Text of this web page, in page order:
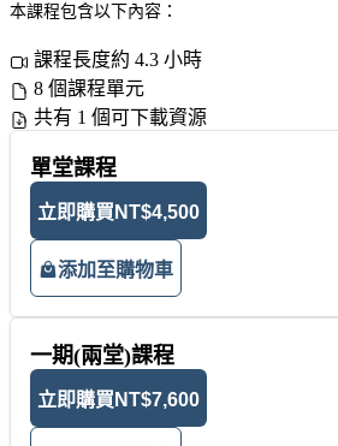
本課程包含以下內容：
課程長度約 4.3 小時
8 個課程單元
共有 1 個可下載資源
單堂課程
立即購買 NT$4,500
添加至購物車
一期(兩堂)課程
立即購買 NT$7,600